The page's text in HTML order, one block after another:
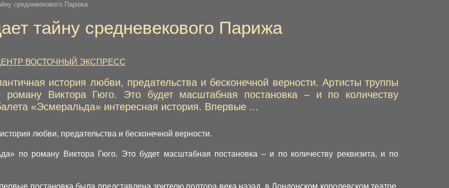
средневекового Парижа
тайну средневекового Парижа
ВОСТОЧНЫЙ ЭКСПРЕСС
история любви, предательства и бесконечной верности. Артисты труппы
роману Виктора Гюго. Это будет масштабная постановка – и по количеству
«Эсмеральда» интересная история. Впервые ...
любви, предательства и бесконечной верности.
по роману Виктора Гюго. Это будет масштабная постановка – и по количеству реквизита, и по
постановка была представлена зрителю полтора века назад, в Лондонском королевском театре.